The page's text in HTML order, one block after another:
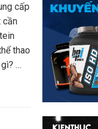
cấp
cần
thao
…